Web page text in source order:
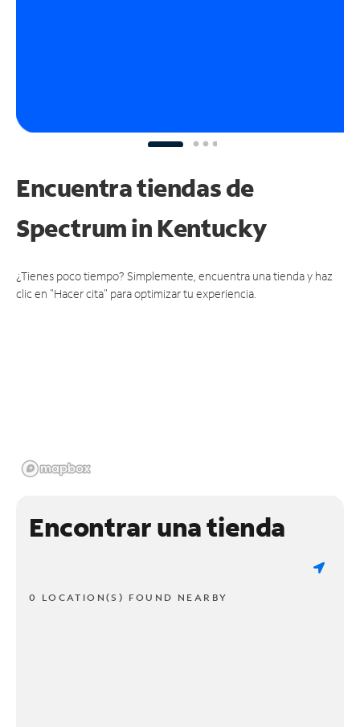
Encuentra tiendas de
Spectrumin Kentucky
¿Tienes poco tiempo? Simplemente, encuentra una tienda y haz
clic en "Hacer cita" para optimizar tu experiencia.
Encontrar una tienda
0 LOCATION(S) FOUND NEARBY